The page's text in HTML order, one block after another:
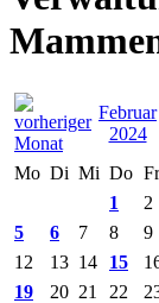
Februar
2024
Mo Di Mi Do Fr
1
2
5
6 7 8 9
12
13 14 15
19
20 21 22